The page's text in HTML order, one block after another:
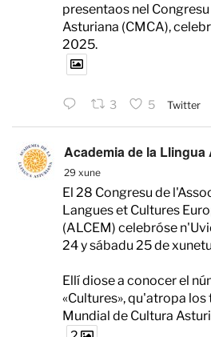
presentaos nel
Asturiana (CMCA),
2025.
3 5 Twitter
Academia de la Llingua
29 xune
El 28 Congresu de
Langues et Cultures
(ALCEM) celebróse
24 y sábadu 25 de
Ellí diose a conocer el
«Cultures», qu'atropa
Mundial de Cultura